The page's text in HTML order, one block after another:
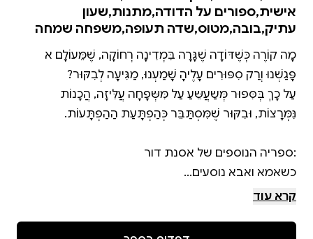
אישית,ספורים על הדודה,מתנות,שעון
עתיק,בובה,מטוס,שדה תעופה,משפחה שמחה
מָה קוֹרֶה כְּשֶׁדּוֹדָה שֶׁגָּרָה בִּמְדִינָה רְחוֹקָה, שֶׁמֵּעוֹלָם לֹא
עַל כָךְ בְּסִּפוּר מְּשַעֲשֵּעַ עַל מִּשְּפָחָה עֲלִּיזָה, הֲכָנוֹת
קרא עוד